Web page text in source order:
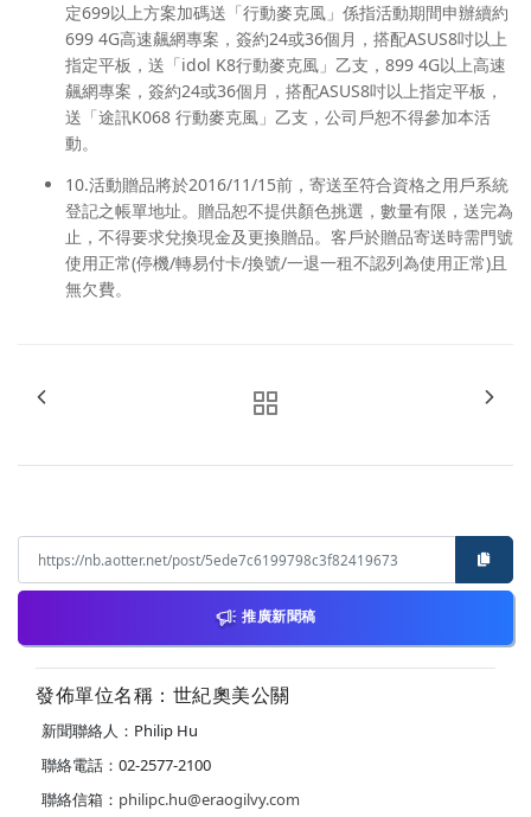
定699以上方案加碼送「行動麥克風」係指活動期間申辦續約
699 4G高速飆網專案，簽約24或36個月，搭配ASUS8吋以上
指定平板，送「idol K8行動麥克風」乙支，899 4G以上高速
飆網專案，簽約24或36個月，搭配ASUS8吋以上指定平板，
送「途訊K068 行動麥克風」乙支，公司戶恕不得參加本活
動。
10.活動贈品將於2016/11/15前，寄送至符合資格之用戶系統
登記之帳單地址。贈品恕不提供顏色挑選，數量有限，送完為
止，不得要求兌換現金及更換贈品。客戶於贈品寄送時需門號
使用正常(停機/轉易付卡/換號/一退一租不認列為使用正常)且
無欠費。
推廣新聞稿
發佈單位名稱：世紀奧美公關
新聞聯絡人：Philip Hu
聯絡電話：02-2577-2100
聯絡信箱： philipc.hu@eraogilvy.com